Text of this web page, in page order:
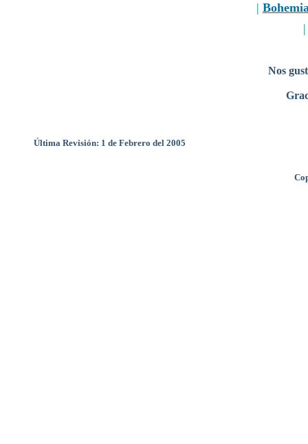
|
Nos
Última Revisión: 1 de Febrero del 2005